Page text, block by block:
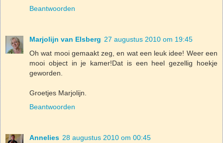
Beantwoorden
Marjolijn van Elsberg 27 augustus 2010 om 19:45
Oh wat mooi gemaakt zeg, en wat een leuk idee! Weer een
mooi object in je kamer!Dat is een heel gezellig hoekje
geworden.
Groetjes Marjolijn.
Beantwoorden
Annelies 28 augustus 2010 om 00:45